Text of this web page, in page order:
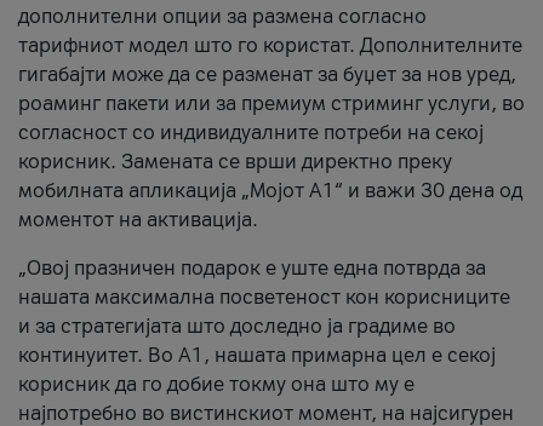
дополнителни опции за размена согласно
тарифниот модел што го користат. Дополнителните
гигабајти може да се разменат за буџет за нов уред,
роаминг пакети или за премиум стриминг услуги, во
согласност со индивидуалните потреби на секој
корисник. Замената се врши директно преку
мобилната апликација „Мојот А1“ и важи 30 дена од
моментот на активација.
„Овој празничен подарок е уште една потврда за
нашата максимална посветеност кон корисниците
и за стратегијата што доследно ја градиме во
континуитет. Во А1, нашата примарна цел е секој
корисник да го добие токму она што му е
најпотребно во вистинскиот момент, на најсигурен